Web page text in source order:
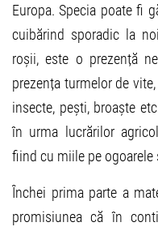
Europa. Specia poate fi
cuibărind sporadic la
roșii, este o prezență
prezența turmelor de
insecte, pești, broaște
în urma lucrărilor
fiind cu miile pe ogoarele
Închei prima parte a
promisiunea că în